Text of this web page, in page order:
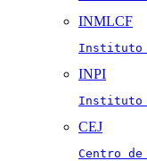
INMLCF
Instituto
INPI
Instituto
CEJ
Centro